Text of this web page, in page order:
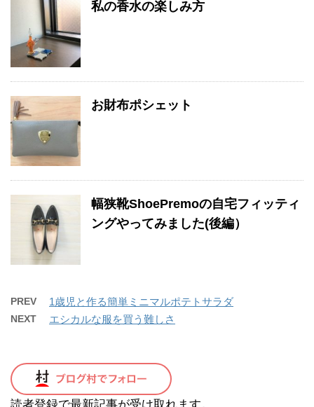
私の香水の楽しみ方
お財布ポシェット
幅狭靴ShoePremoの自宅フィッティ
ングやってみました(後編）
PREV 1歳児と作る簡単ミニマルポテトサラダ
NEXT エシカルな服を買う難しさ